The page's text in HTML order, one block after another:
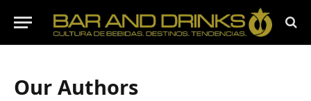
Our Authors